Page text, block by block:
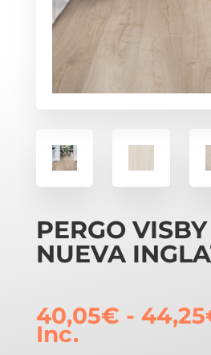
PERGO
NUEVA
40,05€ - 44,25
Inc.